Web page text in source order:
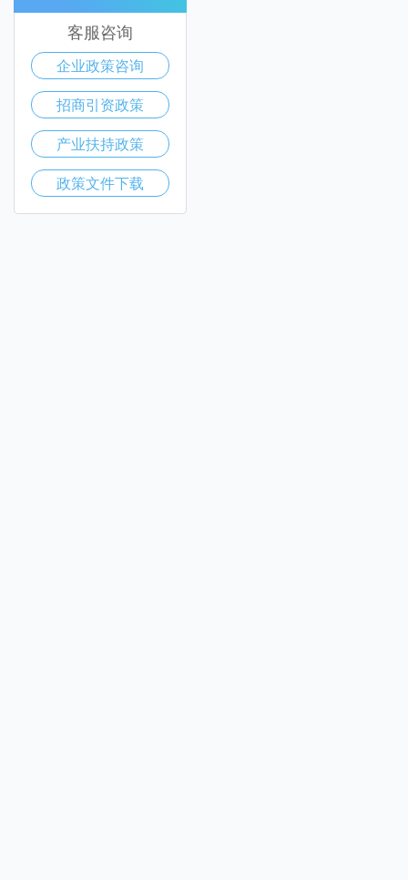
客服咨询
企业政策咨询
招商引资政策
产业扶持政策
政策文件下载